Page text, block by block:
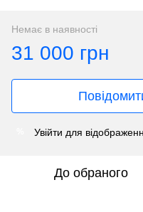
Немає в наявності
31 000 грн
Увійти для
До обраного